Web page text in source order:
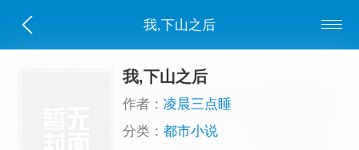
我,下山之后
我,下山之后
作者：凌晨三点睡
分类：都市小说